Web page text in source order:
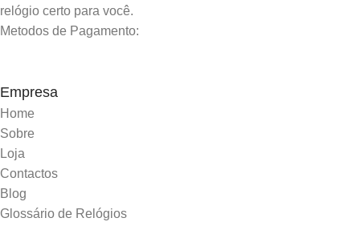
relógio certo para você.
Metodos de Pagamento:
Empresa
Home
Sobre
Loja
Contactos
Blog
Glossário de Relógios